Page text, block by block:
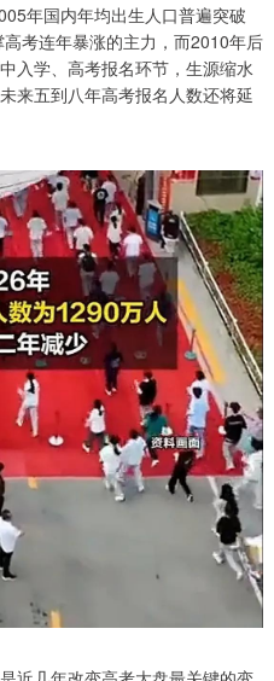
年国内年均出生人口普遍突破
考连年暴涨的主力，而2010年后
入学、高考报名环节，生源缩水
来五到八年高考报名人数还将延